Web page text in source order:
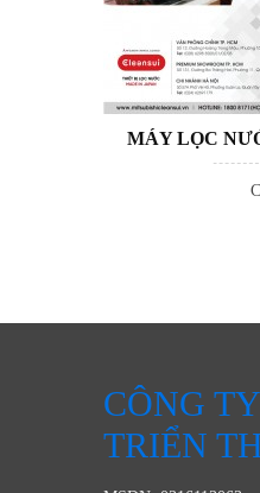
MÁY LỌC
CÔNG
TRIỂN